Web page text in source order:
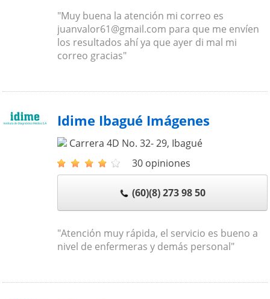
"Muy buena la atención mi correo es
juanvalor61@gmail.com para que me envíen
los resultados ahí ya que ayer di mal mi
correo gracias"
Idime Ibagué Imágenes
Carrera 4D No. 32- 29, Ibagué
30 opiniones
(60)(8) 273 98 50
"Atención muy rápida, el servicio es bueno a
nivel de enfermeras y demás personal"